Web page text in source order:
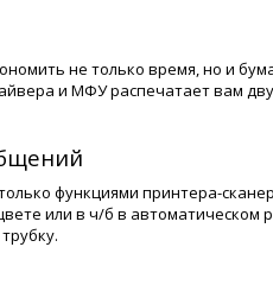
не только время, но и
и МФУ распечатает вам
функциями принтера-
или в ч/б в автоматическом